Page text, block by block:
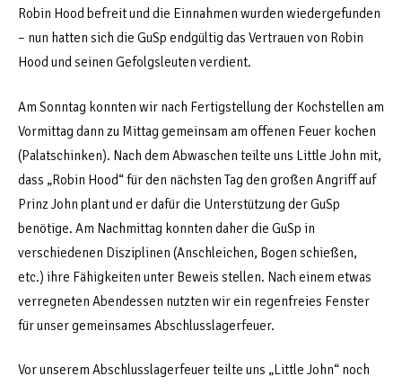
Robin Hood befreit und die Einnahmen wurden wiedergefunden
– nun hatten sich die GuSp endgültig das Vertrauen von Robin
Hood und seinen Gefolgsleuten verdient.
Am Sonntag konnten wir nach Fertigstellung der Kochstellen am
Vormittag dann zu Mittag gemeinsam am offenen Feuer kochen
(Palatschinken). Nach dem Abwaschen teilte uns Little John mit,
dass „Robin Hood“ für den nächsten Tag den großen Angriff auf
Prinz John plant und er dafür die Unterstützung der GuSp
benötige. Am Nachmittag konnten daher die GuSp in
verschiedenen Disziplinen (Anschleichen, Bogen schießen,
etc.) ihre Fähigkeiten unter Beweis stellen. Nach einem etwas
verregneten Abendessen nutzten wir ein regenfreies Fenster
für unser gemeinsames Abschlusslagerfeuer.
Vor unserem Abschlusslagerfeuer teilte uns „Little John“ noch